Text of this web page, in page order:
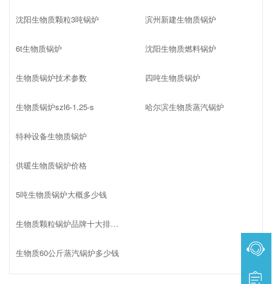
沈阳生物质颗粒3吨锅炉
6t生物质锅炉
生物质锅炉技术参数
滨州新建生物质锅炉
沈阳生物质燃料锅炉
四吨生物质锅炉
生物质锅炉szl6-1.25-s
特种设备生物质锅炉
供暖生物质锅炉价格
5吨生物质锅炉大概多少钱
生物质颗粒锅炉品牌十大排名榜
生物质60公斤蒸汽锅炉多少钱
哈尔滨生物质蒸汽锅炉